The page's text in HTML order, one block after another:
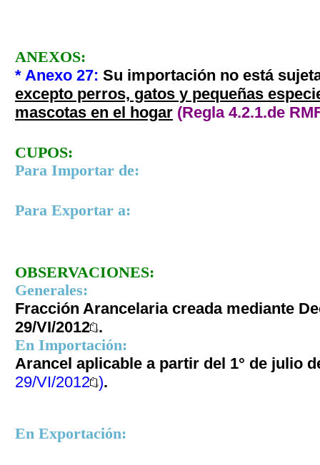
ANEXOS:
* Anexo 27: Su importación no está
excepto perros, gatos y pequeñas
mascotas en el hogar (Regla 4.2.1.de
CUPOS:
Para Importar de:
Para Exportar a:
OBSERVACIONES:
Generales:
Fracción Arancelaria creada mediante
29/VI/2012 .
En Importación:
Arancel aplicable a partir del 1° de julio
29/VI/2012 ).
En Exportación: